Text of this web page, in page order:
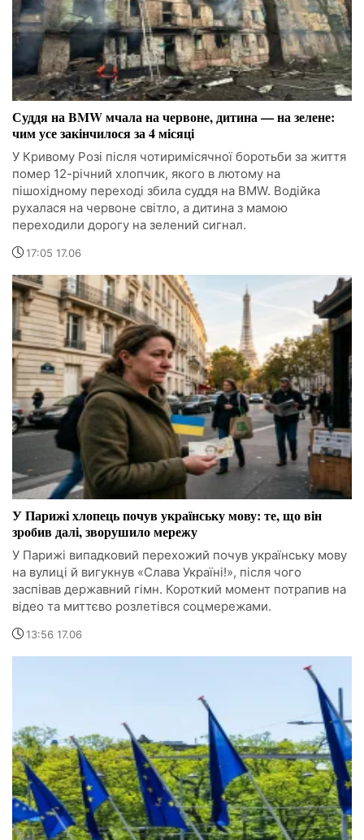
Суддя на BMW мчала на червоне, дитина — на зелене:
чим усе закінчилося за 4 місяці
У Кривому Розі після чотиримісячної боротьби за життя
помер 12-річний хлопчик, якого в лютому на
пішохідному переході збила суддя на BMW. Водійка
рухалася на червоне світло, а дитина з мамою
переходили дорогу на зелений сигнал.
17:05 17.06
У Парижі хлопець почув українську мову: те, що він
зробив далі, зворушило мережу
У Парижі випадковий перехожий почув українську мову
на вулиці й вигукнув «Слава Україні!», після чого
заспівав державний гімн. Короткий момент потрапив на
відео та миттєво розлетівся соцмережами.
13:56 17.06